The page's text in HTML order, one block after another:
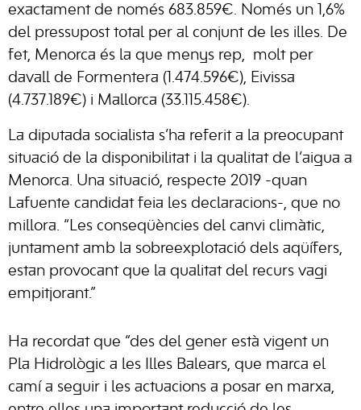
exactament de només 683.859€. Només un 1,6%
del pressupost total per al conjunt de les illes. De
fet, Menorca és la que menys rep,
molt per
davall de Formentera (1.474.596€), Eivissa
(4.737.189€) i Mallorca (33.115.458€).
La diputada socialista s’ha referit a la preocupant
situació de la disponibilitat i la qualitat de l’aigua a
Menorca. Una situació, respecte 2019 -quan
Lafuente candidat feia les declaracions-, que no
millora. “Les conseqüències del canvi climàtic,
juntament amb la sobreexplotació dels aqüífers,
estan provocant que la qualitat del recurs vagi
empitjorant.”
Ha recordat que “des del gener està vigent un
Pla Hidrològic a les Illes Balears, que marca el
camí a seguir i les actuacions a posar en marxa,